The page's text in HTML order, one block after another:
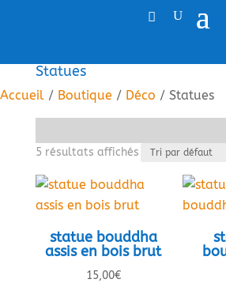
Statues
Accueil / Boutique / Déco / Statues
5 résultats affichés
statue bouddha
assis en bois brut
15,00€